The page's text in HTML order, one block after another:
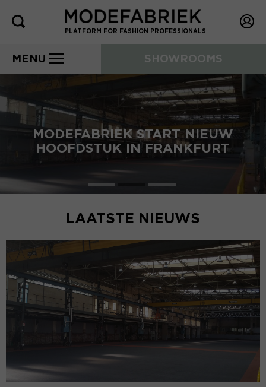
PLATFORM FOR FASHION PROFESSIONALS
MENU SHOWROOMS
MODEFABRIEK START NIEUW
HOOFDSTUK IN FRANKFURT
LAATSTE NIEUWS